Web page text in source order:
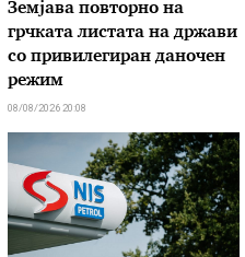
Земјава повторно на
грчката листата на држави
со привилегиран даночен
режим
08/08/2026 20:08